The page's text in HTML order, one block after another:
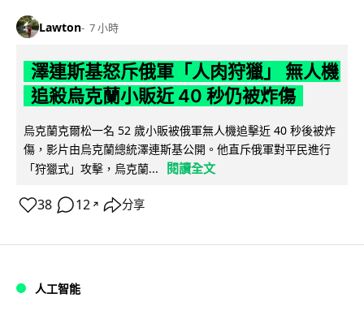
Lawton 7 小時
澤連斯基怒斥俄軍「人肉狩獵」 無人機
追殺烏克蘭小販近 40 秒仍被炸傷
烏克蘭克爾松一名 52 歲小販被俄軍無人機追擊近 40 秒後被炸
傷，影片由烏克蘭總統澤連斯基公開。他直斥俄軍對平民進行
「狩獵式」攻擊，烏克蘭...
閱讀全文
38 12 ↗ 分享
人工智能